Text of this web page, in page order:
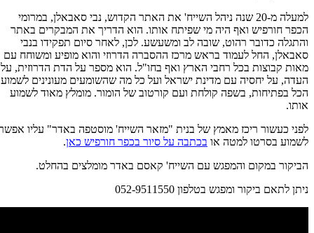
למעלה מ-20 שנה ניהל השייח' את האתר הקדוש, נבי סאבאלן, במרומי
הכפר חורפיש ואף היה מי שפיתח אותו. הוא הדריך את המבקרים באתר
והתגלה כדובר רהוט, שובה לב ומשעשע. לכן, לאחר סיום תפקידו בנבי
סאבאלן, החל לעמוד בראש מרכז ההסברה הדרוזי והוא מופיע ומשוחח עם
מאות קבוצות בכל רחבי הארץ ואף בחו"ל. הוא מספר על הדת הדרוזית, על
העדה, על יחסיה עם מדינת ישראל ועל כל מה שהשומעים מעונינים לשמוע.
הכל בפתיחות, בשפה קולחת ועם קורטוב של הומור. מומלץ מאוד לשמוע
אותו.
לפני כעשור ריכז מאמץ של בנית "מזאר השייח' מוסטפה באדר" עליו אפשר
לשמוע בסרטו למטה אובכתבה על סיור בכפר חורפיש כאן.
הביקור במקום והמפגש עם השייח' קאסם באדר מומלצים בהחלט.
ניתן לתאם ביקור ומפגש בטלפון 052-9511550